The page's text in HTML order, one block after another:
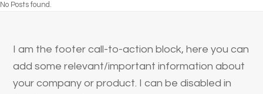
No Posts found.
I am the footer call-to-action block, here you can
add some relevant/important information about
your company or product. I can be disabled in